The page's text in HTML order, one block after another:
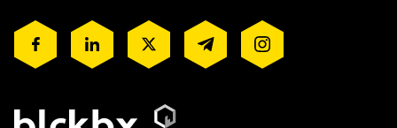
Lees 35 reacties